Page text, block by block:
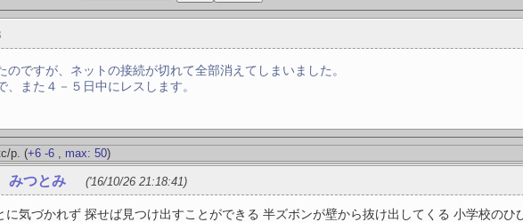
ですが、ネットの接続が切れて全部消えてしまいました。
また４－５日中にレスします。
p. (+6 -6, max: 50)
みつとみ ('16/10/26 21:18:41)
気づかれず 探せば見つけ出すことができる 半ズボンが壁から抜け出してくる 小学校のひ